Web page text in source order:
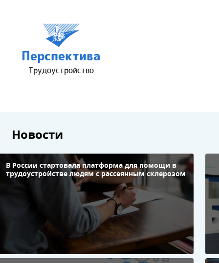
Перспектива
Трудоустройство
Новости
В России стартовала платформа для помощи в
трудоустройстве людям с рассеянным склерозом